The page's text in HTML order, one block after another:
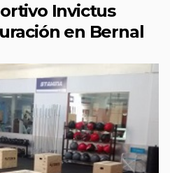
Invictus
en Bernal